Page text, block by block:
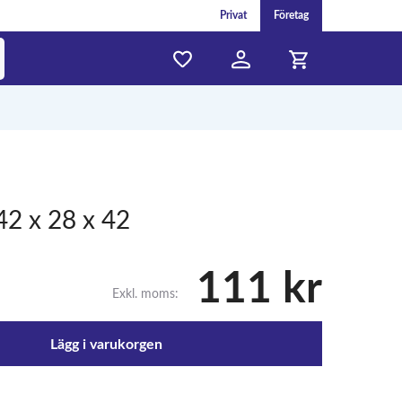
Privat Företag
x 28 x 42
Exkl. moms: 111 kr
Lägg i varukorgen